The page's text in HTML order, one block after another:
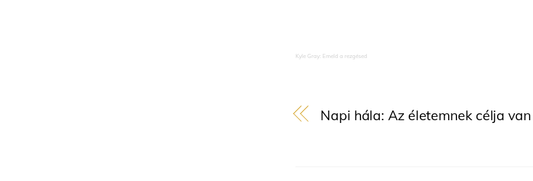
Kyle Gray: Emeld a rezgésed
Napi hála: Az életemnek célja van